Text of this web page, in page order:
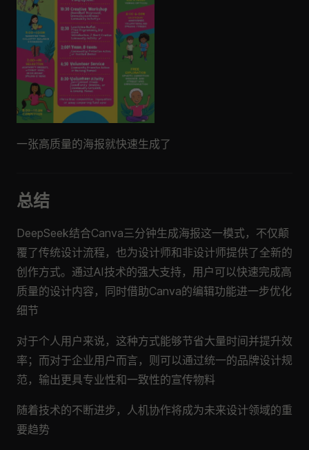
一张高质量的海报就快速生成了
总结
DeepSeek结合Canva三分钟生成海报这一模式，不仅颠
覆了传统设计流程，也为设计师和非设计师提供了全新的
创作方式。通过AI技术的强大支持，用户可以快速完成高
质量的设计内容，同时借助Canva的编辑功能进一步优化
细节
对于个人用户来说，这种方式能够节省大量时间并提升效
率；而对于企业用户而言，则可以通过统一的品牌设计规
范，输出更具专业性和一致性的宣传物料
随着技术的不断进步，人机协作将成为未来设计领域的重
要趋势